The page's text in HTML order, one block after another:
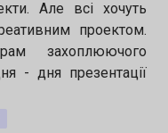
🔹 Штучний
Водні ресурси 📅
— 10
Але всі хочуть
проектом.
захоплюючого
- дня презентації